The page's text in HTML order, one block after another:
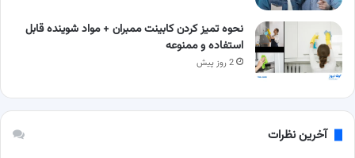
نحوه تمیز کردن کابینت ممبران + مواد شوینده قابل
استفاده و ممنوعه
2 روز پیش
آخرین نظرات